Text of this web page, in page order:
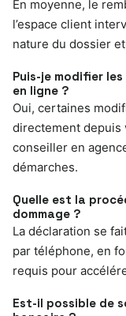
En moyenne, le
l’espace client
nature du dossier
Puis-je modifier
en ligne ?
Oui, certaines
directement depuis
conseiller en
démarches.
Quelle est la
dommage ?
La déclaration se
par téléphone, en
requis pour
Est-il possible de